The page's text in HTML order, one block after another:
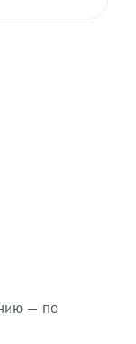
— по